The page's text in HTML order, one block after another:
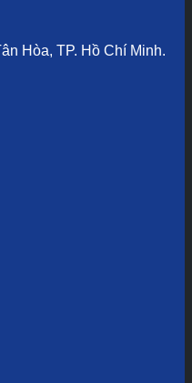
Hòa, TP. Hồ Chí Minh.